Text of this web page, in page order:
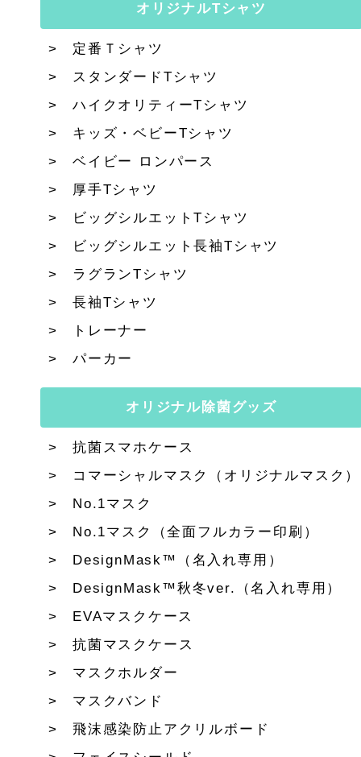
オリジナルTシャツ
定番Ｔシャツ
スタンダードTシャツ
ハイクオリティーTシャツ
キッズ・ベビーTシャツ
ベイビー ロンパース
厚手Tシャツ
ビッグシルエットTシャツ
ビッグシルエット長袖Tシャツ
ラグランTシャツ
長袖Tシャツ
トレーナー
パーカー
オリジナル除菌グッズ
抗菌スマホケース
コマーシャルマスク（オリジナルマスク）
No.1マスク
No.1マスク（全面フルカラー印刷）
DesignMask™（名入れ専用）
DesignMask™秋冬ver.（名入れ専用）
EVAマスクケース
抗菌マスクケース
マスクホルダー
マスクバンド
飛沫感染防止アクリルボード